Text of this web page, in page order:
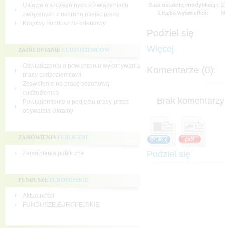
Ustawa o szczególnych rozwiązaniach
związanych z ochroną miejsc pracy
Krajowy Fundusz Szkoleniowy
ZATRUDNIANIE CUDZOZIEMCÓW
Oświadczenia o powierzeniu wykonywania
pracy cudzoziemcowi
Zezwolenie na pracę sezonową
cudzoziemca
Powiadomienie o podjęciu pracy przez
obywatela Ukrainy
ZAMÓWIENIA PUBLICZNE
Zamówienia publiczne
FUNDUSZE EUROPEJSKIE
Aktualności
FUNDUSZE EUROPEJSKIE
Data ostatniej modyfikacji:
Liczba wyświetleń:
Podziel się
Więcej
Komentarze (0):
Brak
Podziel się